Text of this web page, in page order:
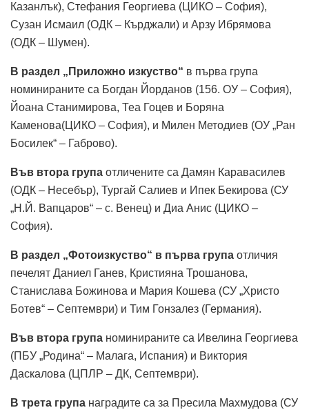
Казанлък), Стефания Георгиева (ЦИКО – София),
Сузан Исмаил (ОДК – Кърджали) и Арзу Ибрямова
(ОДК – Шумен).
В раздел „Приложно изкуство“ в първа група
номинираните са Богдан Йорданов (156. ОУ – София),
Йоана Станимирова, Теа Гоцев и Боряна
Каменова(ЦИКО – София), и Милен Методиев (ОУ „Ран
Босилек“ – Габрово).
Във втора група отличените са Дамян Каравасилев
(ОДК – Несебър), Тургай Салиев и Ипек Бекирова (СУ
„Н.Й. Вапцаров“ – с. Венец) и Диа Анис (ЦИКО –
София).
В раздел „Фотоизкуство“ в първа група отличия
печелят Даниел Ганев, Кристияна Трошанова,
Станислава Божинова и Мария Кошева (СУ „Христо
Ботев“ – Септември) и Тим Гонзалез (Германия).
Във втора група номинираните са Ивелина Георгиева
(ПБУ „Родина“ – Малага, Испания) и Виктория
Даскалова (ЦПЛР – ДК, Септември).
В трета група наградите са за Пресила Махмудова (СУ